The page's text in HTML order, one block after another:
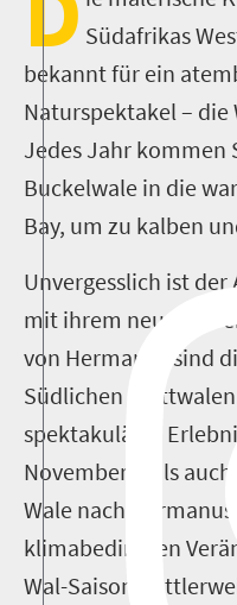
Südafrikas
bekannt für ein
Naturspektakel – die
Jedes Jahr kommen
Buckelwale in die
Bay, um zu kalben
Unvergesslich ist
mit ihrem
von Hermanus sind
Südlichen
spektakuläres
November, teils
Wale nach
klimabedingten
Wal-Saison